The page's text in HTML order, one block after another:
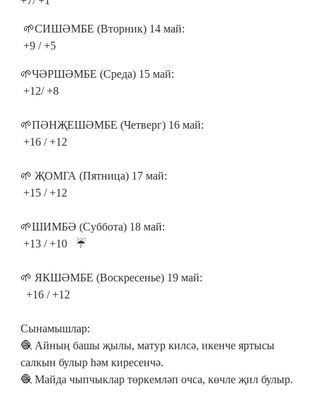
🌱СИШӘМБЕ (Вторник) 14 май:
+9 / +5
🌱ЧӘРШӘМБЕ (Среда) 15 май:
+12/ +8
🌱ПӘНҖЕШӘМБЕ (Четверг) 16 май:
+16 / +12
🌱 ҖОМГА (Пятница) 17 май:
+15 / +12
🌱ШИМБӘ (Суббота) 18 май:
+13 / +10 ☔
🌱 ЯКШӘМБЕ (Воскресенье) 19 май:
+16 / +12
Сынамышлар:
🧶 Айның башы җылы, матур килсә, икенче яртысы
салкын булыр һәм киресенчә.
🧶 Майда чыпчыклар төркемләп очса, көчле җил булыр.